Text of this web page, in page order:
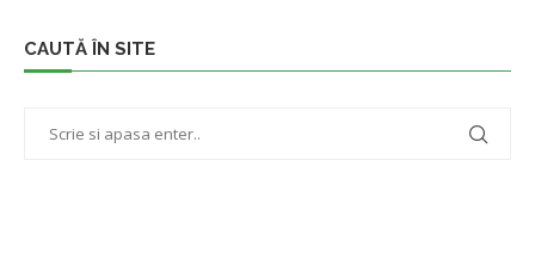
CAUTĂ ÎN SITE